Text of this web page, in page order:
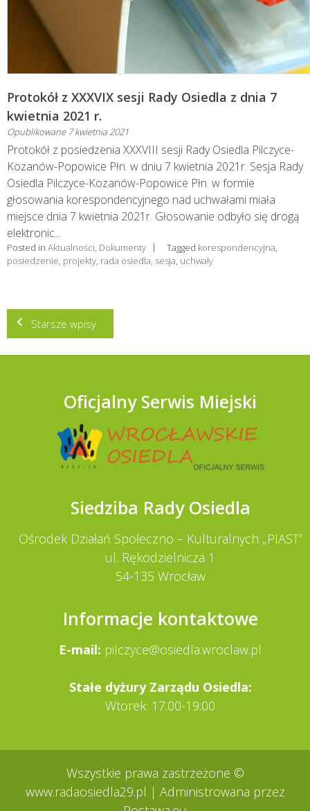
Protokół z XXXVIX sesji Rady Osiedla z dnia 7
kwietnia 2021 r.
Opublikowane 7 kwietnia 2021
Protokół z posiedzenia XXXVIII sesji Rady Osiedla Pilczyce-
Kozanów-Popowice Płn. w dniu 7 kwietnia 2021r. Sesja Rady
Osiedla Pilczyce-Kozanów-Popowice Płn. w formie
głosowania korespondencyjnego nad uchwałami miała
miejsce dnia 7 kwietnia 2021r. Głosowanie odbyło się drogą
elektronic...
Posted in Aktualności, Dokumenty Tagged korespondencyjna,
posiedzenie, projekty, rada osiedla, sesja, uchwały
Nawigacja
po
wpisach
Starsze wpisy
Oficjalny Serwis Miejski
Siedziba Rady Osiedla
Ośrodek Działań Społeczno – Kulturalnych „PIAST”
ul. Rękodzielnicza 1
54-135 Wrocław
Informacje kontaktowe
E-mail: pilczyce@osiedla.wroclaw.pl
Stałe dy­żury Zarządu Osiedla:
Wtorek: 17.00-19.00
Wszystkie prawa zastrzeżone ©
www.radaosiedla29.pl | Administrowana przez